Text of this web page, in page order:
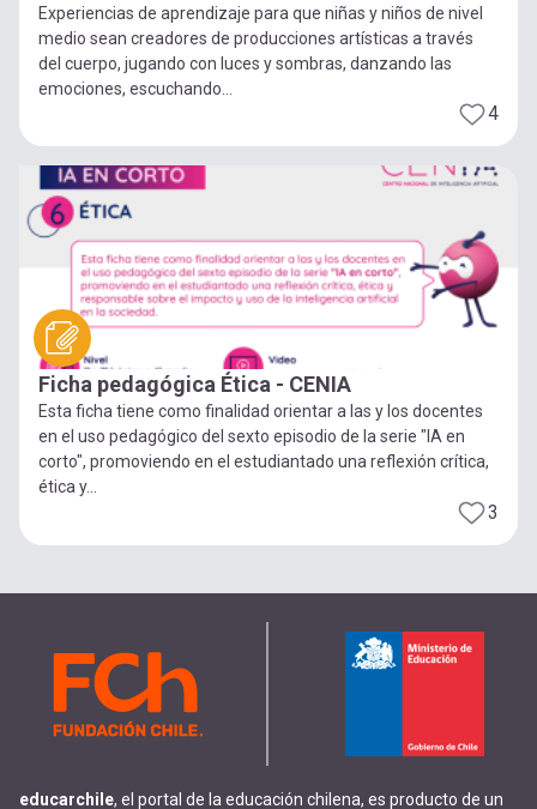
Experiencias de aprendizaje para que niñas y niños de nivel
medio sean creadores de producciones artísticas a través
del cuerpo, jugando con luces y sombras, danzando las
emociones, escuchando...
4
Ficha pedagógica Ética - CENIA
Esta ficha tiene como finalidad orientar a las y los docentes
en el uso pedagógico del sexto episodio de la serie "IA en
corto", promoviendo en el estudiantado una reflexión crítica,
ética y...
3
educarchile, el portal de la educación chilena, es producto de un